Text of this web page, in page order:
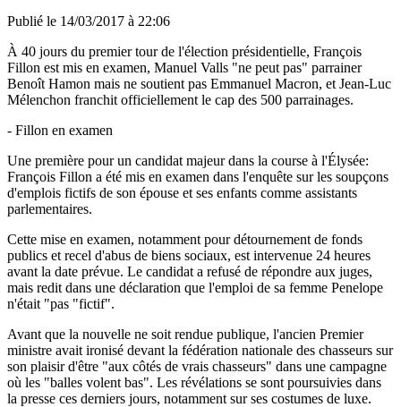
Publié le 14/03/2017 à 22:06
À 40 jours du premier tour de l'élection présidentielle, François
Fillon est mis en examen, Manuel Valls "ne peut pas" parrainer
Benoît Hamon mais ne soutient pas Emmanuel Macron, et Jean-Luc
Mélenchon franchit officiellement le cap des 500 parrainages.
- Fillon en examen
Une première pour un candidat majeur dans la course à l'Élysée:
François Fillon a été mis en examen dans l'enquête sur les soupçons
d'emplois fictifs de son épouse et ses enfants comme assistants
parlementaires.
Cette mise en examen, notamment pour détournement de fonds
publics et recel d'abus de biens sociaux, est intervenue 24 heures
avant la date prévue. Le candidat a refusé de répondre aux juges,
mais redit dans une déclaration que l'emploi de sa femme Penelope
n'était "pas "fictif".
Avant que la nouvelle ne soit rendue publique, l'ancien Premier
ministre avait ironisé devant la fédération nationale des chasseurs sur
son plaisir d'être "aux côtés de vrais chasseurs" dans une campagne
où les "balles volent bas". Les révélations se sont poursuivies dans
la presse ces derniers jours, notamment sur ses costumes de luxe.